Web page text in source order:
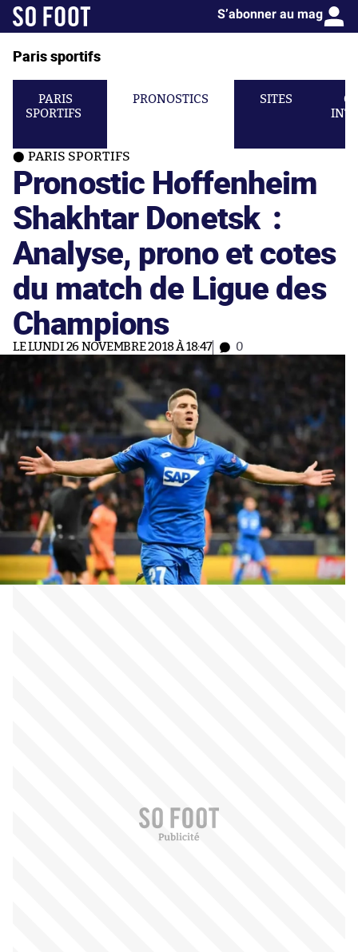
S’abonner au mag
Paris sportifs
PARIS
SPORTIFS
PRONOSTICS SITES
PARIS SPORTIFS
Pronostic Hoffenheim
Shakhtar Donetsk :
Analyse, prono et cotes
du match de Ligue des
Champions
LE LUNDI 26 NOVEMBRE 2018 À 18:47 0